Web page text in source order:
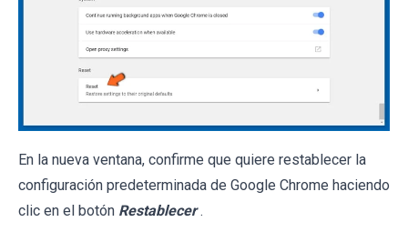
En la nueva ventana, confirme que quiere restablecer la
configuración predeterminada de Google Chrome haciendo
clic en el botón Restablecer .